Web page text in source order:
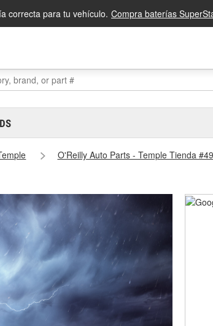
correcta para tu vehículo. Compra baterías
O'Reilly Auto Parts - Temple Tienda